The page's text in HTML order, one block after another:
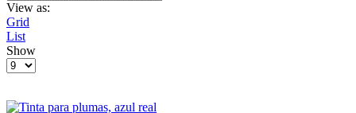
View as:
Grid
List
Show
Products